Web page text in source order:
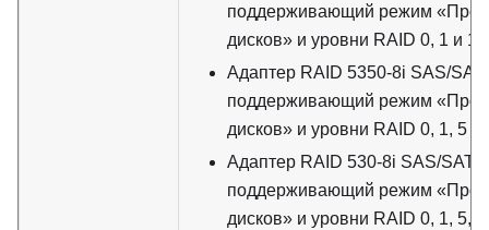
поддерживающий режим
дисков» и уровни RAID 0, 1 и 10
Адаптер RAID 5350-8i SAS/
поддерживающий режим
дисков» и уровни RAID 0, 1, 5 и
Адаптер RAID 530-8i SAS/SATA,
поддерживающий режим
дисков» и уровни RAID 0, 1, 5,